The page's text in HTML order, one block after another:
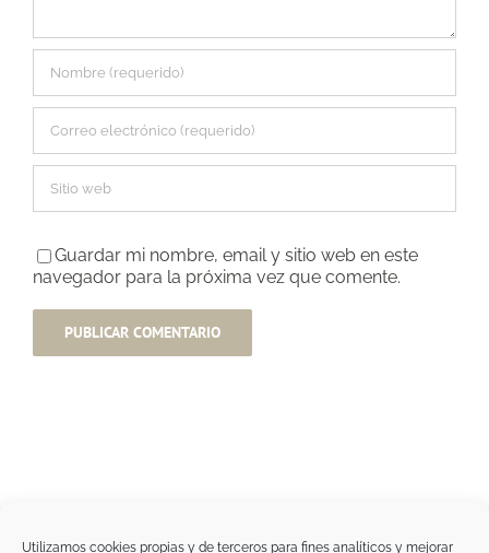
Utilizamos cookies propias y de terceros para fines analíticos y mejorar
Guardar mi nombre, email y sitio web en este
navegador para la próxima vez que comente.